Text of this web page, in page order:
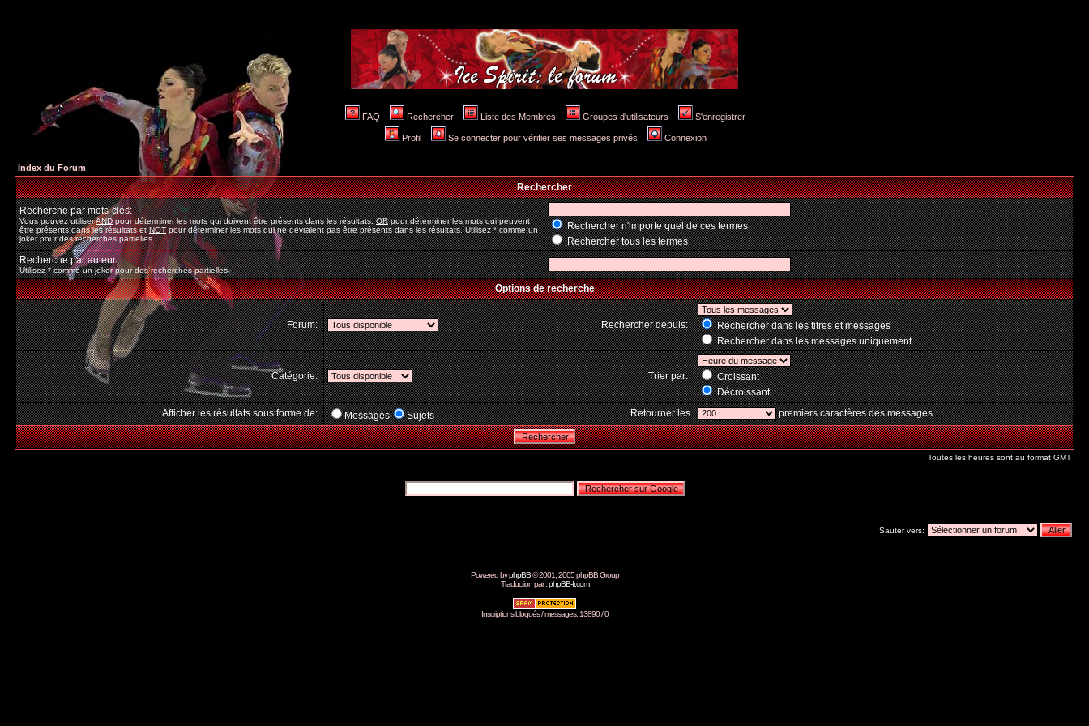
FAQ Rechercher Liste des Membres Groupes d'utilisateurs S'enregistrer
Profil Se connecter pour vérifier ses messages privés Connexion
Index du Forum
Rechercher
Recherche par mots-clés:
Vous pouvez utiliserANDpour déterminer les mots qui doivent être présents dans les résultats,ORpour déterminer les mots qui peuvent
être présents dans les résultats etNOTpour déterminer les mots qui ne devraient pas être présents dans les résultats. Utilisez * comme un
joker pour des recherches partielles
Rechercher n'importe quel de ces termes
Rechercher tous les termes
Recherche par auteur:
Utilisez * comme un joker pour des recherches partielles
Options de recherche
Forum: Rechercher depuis:
Rechercher dans les titres et messages
Rechercher dans les messages uniquement
Catégorie: Trier par:
Croissant
Décroissant
Afficher les résultats sous forme de:
Messages Sujets Retourner les premiers caractères des messages
Toutes les heures sont au format GMT
Sauter vers:
Powered byphpBB© 2001, 2005 phpBB Group
Traduction par :phpBB-fr.com
Inscriptions bloqués / messages: 13890 / 0